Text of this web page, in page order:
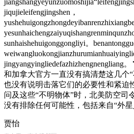
jiqujieleifengjingshen，
sunhaishehuigonggongliyi。
和加拿大官方一直没有搞清楚这几个“
也没有说明击落它们的必要性和紧迫
问及这些“不明物体”时，北美防空司
没有排除任何可能性，包括来自“外星
贾怡